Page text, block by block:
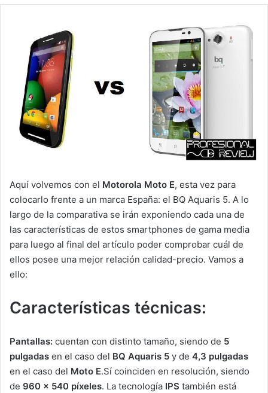
Aquí volvemos con el Motorola Moto E, esta vez para
colocarlo frente a un marca España: el BQ Aquaris 5. A lo
largo de la comparativa se irán exponiendo cada una de
las características de estos smartphones de gama media
para luego al final del artículo poder comprobar cuál de
ellos posee una mejor relación calidad-precio. Vamos a
ello:
Características técnicas:
Pantallas: cuentan con distinto tamaño, siendo de 5
pulgadas en el caso del BQ Aquaris 5 y de 4,3 pulgadas
en el caso del Moto E.Sí coinciden en resolución, siendo
de 960 x 540 píxeles. La tecnología IPS también está